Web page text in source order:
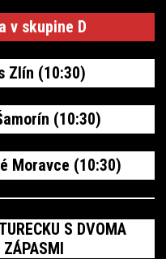
v skupine D
Zlín (10:30)
(10:30)
Moravce (10:30)
S DVOMA
I